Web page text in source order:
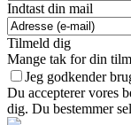
Indtast din mail
Tilmeld dig
Mange tak for din
Jeg godkender
Du accepterer vores
dig. Du bestemmer